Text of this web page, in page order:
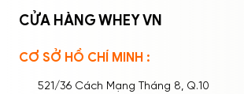
Ghi nhớ mật khẩu
CỬA HÀNG WHEY VN
CƠ SỞ HỒ CHÍ MINH :
521/36 Cách Mạng Tháng 8, Q.10